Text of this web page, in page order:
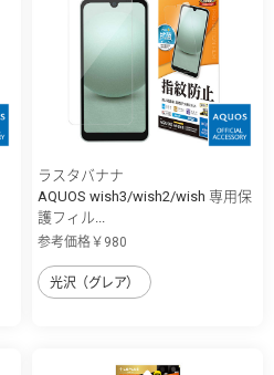
ラスタバナナ
AQUOS wish3/wish2/wish 専用保
護フィル...
参考価格￥980
光沢（グレア）